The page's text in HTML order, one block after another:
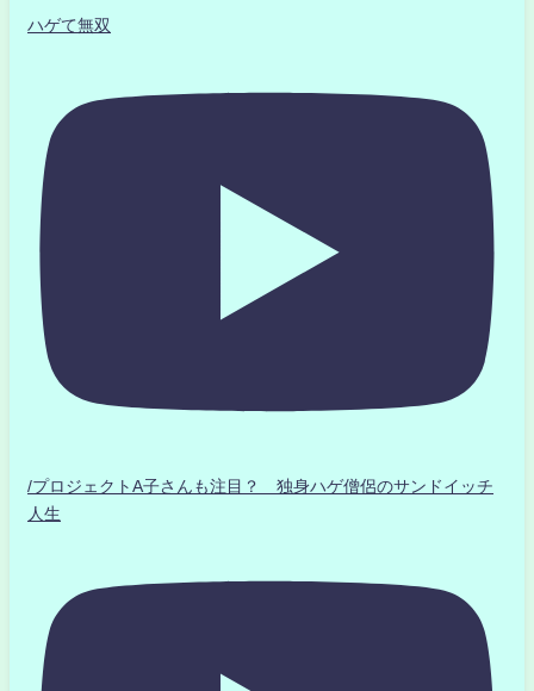
ハゲて無双
/プロジェクトA子さんも注目？ 独身ハゲ僧侶のサンドイッチ
人生